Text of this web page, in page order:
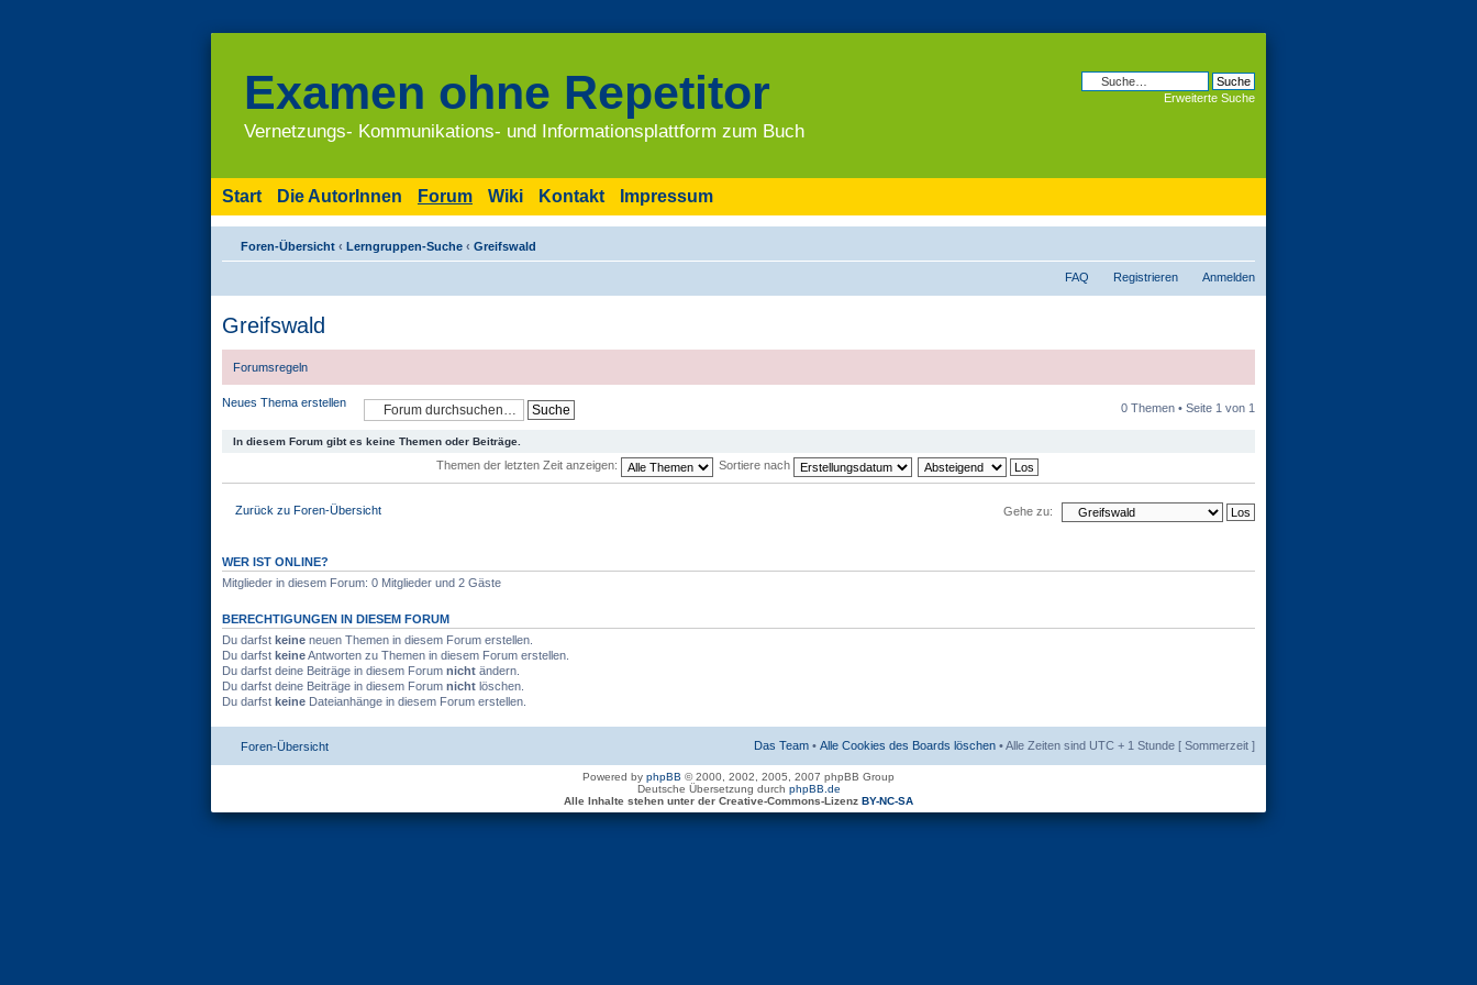
Examen ohne Repetitor
Vernetzungs- Kommunikations- und Informationsplattform zum Buch
Erweiterte Suche
Start Die AutorInnen Forum Wiki Kontakt Impressum
Foren-Übersicht ‹ Lerngruppen-Suche ‹ Greifswald
FAQ Registrieren Anmelden
Greifswald
Forumsregeln
Neues Thema erstellen 0 Themen • Seite 1 von 1
In diesem Forum gibt es keine Themen oder Beiträge.
Themen der letzten Zeit anzeigen: Sortiere nach
Zurück zu Foren-Übersicht Gehe zu:
WER IST ONLINE?
Mitglieder in diesem Forum: 0 Mitglieder und 2 Gäste
BERECHTIGUNGEN IN DIESEM FORUM
Du darfst keine neuen Themen in diesem Forum erstellen.
Du darfst keineAntworten zu Themen in diesem Forum erstellen.
Du darfst deine Beiträge in diesem Forum nicht ändern.
Du darfst deine Beiträge in diesem Forum nicht löschen.
Du darfst keine Dateianhänge in diesem Forum erstellen.
Foren-Übersicht Das Team • Alle Cookies des Boards löschen • Alle Zeiten sind UTC + 1 Stunde [ Sommerzeit ]
Powered by phpBB © 2000, 2002, 2005, 2007 phpBB Group
Deutsche Übersetzung durch phpBB.de
Alle Inhalte stehen unter der Creative-Commons-Lizenz BY-NC-SA